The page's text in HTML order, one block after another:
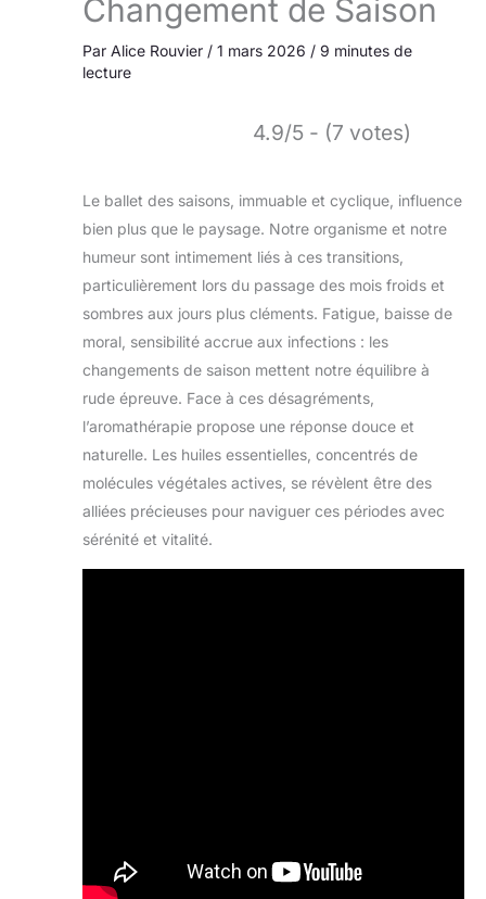
Changement de Saison
Par Alice Rouvier / 1 mars 2026 / 9 minutes de
lecture
4.9/5 - (7 votes)
Le ballet des saisons, immuable et cyclique, influence
bien plus que le paysage. Notre organisme et notre
humeur sont intimement liés à ces transitions,
particulièrement lors du passage des mois froids et
sombres aux jours plus cléments. Fatigue, baisse de
moral, sensibilité accrue aux infections : les
changements de saison mettent notre équilibre à
rude épreuve. Face à ces désagréments,
l’aromathérapie propose une réponse douce et
naturelle. Les huiles essentielles, concentrés de
molécules végétales actives, se révèlent être des
alliées précieuses pour naviguer ces périodes avec
sérénité et vitalité.